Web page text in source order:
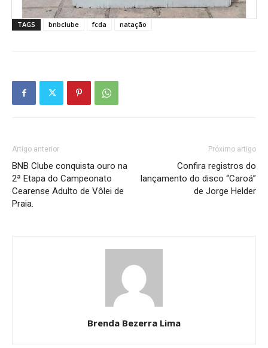
TAGS bnbclube fcda natação
Artigo anterior
BNB Clube conquista ouro na
2ª Etapa do Campeonato
Cearense Adulto de Vôlei de
Praia.
Próximo artigo
Confira registros do
lançamento do disco “Caroá”
de Jorge Helder
Brenda Bezerra Lima